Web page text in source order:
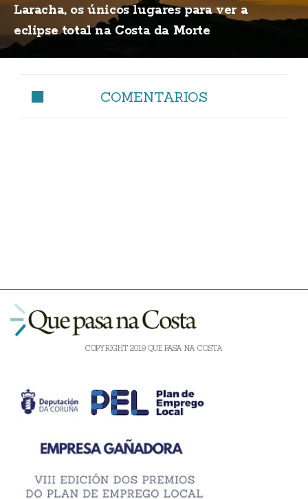
Laracha, os únicos lugares para ver a
eclipse total na Costa da Morte
COMENTARIOS
COPYRIGHT 2019 QUE PASA NA COSTA